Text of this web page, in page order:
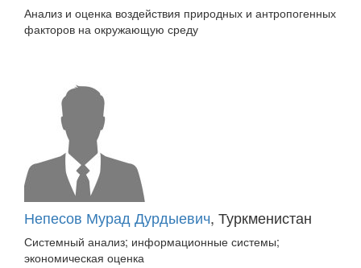
Анализ и оценка воздействия природных и антропогенных
факторов на окружающую среду
Непесов Мурад Дурдыевич, Туркменистан
Системный анализ; информационные системы;
экономическая оценка